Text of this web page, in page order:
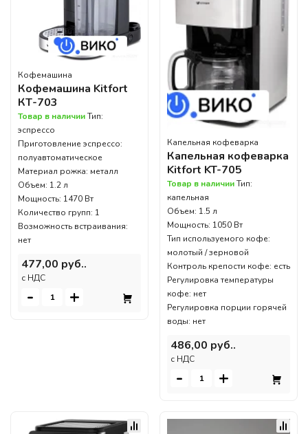
Кофемашина
Кофемашина Kitfort
КТ-703
Товар в наличииТип:
эспрессо
Приготовление эспрессо:
полуавтоматическое
Материал рожка: металл
Объем: 1.2 л
Мощность: 1470 Вт
Количество групп: 1
Возможность встраивания:
нет
477,00 руб..
c НДС
- +
Капельная кофеварка
Капельная кофеварка
Kitfort KT-705
Товар в наличииТип:
капельная
Объем: 1.5 л
Мощность: 1050 Вт
Тип используемого кофе:
молотый / зерновой
Контроль крепости кофе: есть
Регулировка температуры
кофе: нет
Регулировка порции горячей
воды: нет
486,00 руб..
c НДС
- +